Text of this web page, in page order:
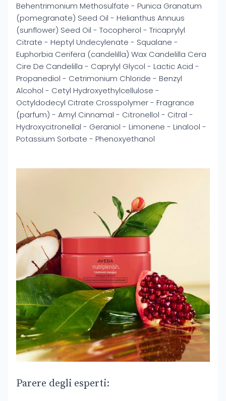
Behentrimonium Methosulfate - Punica Granatum
(pomegranate) Seed Oil - Helianthus Annuus
(sunflower) Seed Oil - Tocopherol - Tricaprylyl
Citrate - Heptyl Undecylenate - Squalane -
Euphorbia Cerifera (candelilla) Wax Candelilla Cera
Cire De Candelilla - Caprylyl Glycol - Lactic Acid -
Propanediol - Cetrimonium Chloride - Benzyl
Alcohol - Cetyl Hydroxyethylcellulose -
Octyldodecyl Citrate Crosspolymer - Fragrance
(parfum) - Amyl Cinnamal - Citronellol - Citral -
Hydroxycitronellal - Geraniol - Limonene - Linalool -
Potassium Sorbate - Phenoxyethanol
Parere degli esperti: